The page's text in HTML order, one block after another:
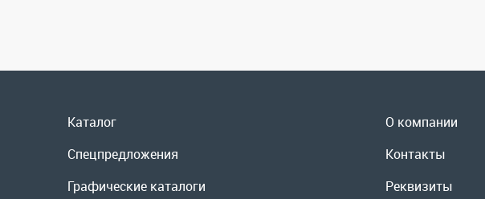
Каталог
Гарантии и возврат
Скидки
О компании